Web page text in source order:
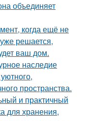
объединяет
когда ещё не
решается,
ваш дом.
наследие
пространства.
и практичный
для хранения,